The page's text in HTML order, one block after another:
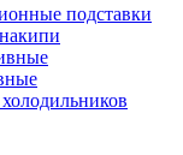
подставки